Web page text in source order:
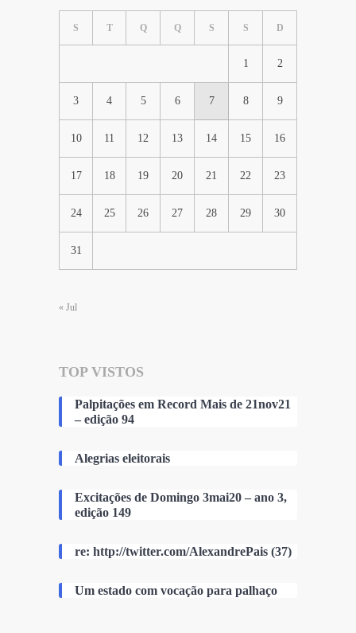
S T Q Q S S D
1 2
3 4 5 6 7 8 9
10 11 12 13 14 15 16
17 18 19 20 21 22 23
24 25 26 27 28 29 30
31
« Jul
TOP VISTOS
Palpitações em Record Mais de 21nov21
– edição 94
Alegrias eleitorais
Excitações de Domingo 3mai20 – ano 3,
edição 149
re: http://twitter.com/AlexandrePais (37)
Um estado com vocação para palhaço